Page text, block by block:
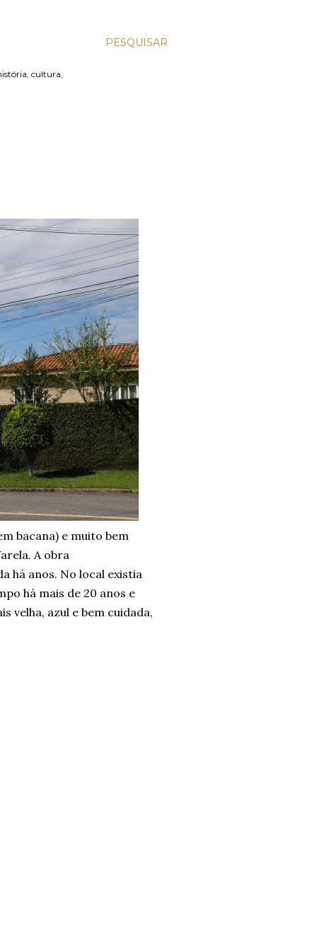
PESQUISAR
cultura,
bacana) e muito bem
A obra
há anos. No local existia
há mais de 20 anos e
velha, azul e bem cuidada,